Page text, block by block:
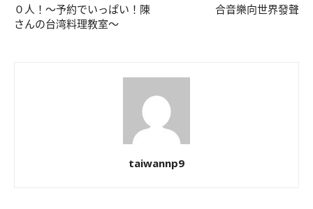
０人！～予約でいっぱい！陳
さんの台湾料理教室～
合音樂向世界發聲
taiwannp9